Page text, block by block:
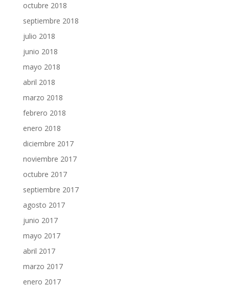
octubre 2018
septiembre 2018
julio 2018
junio 2018
mayo 2018
abril 2018
marzo 2018
febrero 2018
enero 2018
diciembre 2017
noviembre 2017
octubre 2017
septiembre 2017
agosto 2017
junio 2017
mayo 2017
abril 2017
marzo 2017
enero 2017